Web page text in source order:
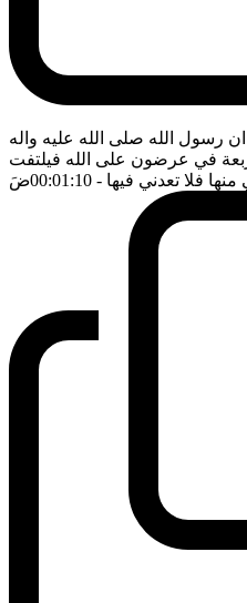
رسول الله صلى الله عليه واله
في عرضون على الله فيلتفت
فلا تعدني فيها - 00:01:10 ضَ